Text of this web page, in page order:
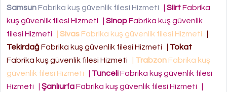
SamsunFabrika kuş güvenlik filesi Hizmeti SiirtFabrika
kuş güvenlik filesi Hizmeti
SinopFabrika kuş güvenlik
filesi Hizmeti
Sivas Fabrika kuş güvenlik filesi Hizmeti
TekirdağFabrika kuş güvenlik filesi Hizmeti
Tokat
Fabrika kuş güvenlik filesi Hizmeti
Trabzon Fabrika kuş
güvenlik filesi Hizmeti
TunceliFabrika kuş güvenlik filesi
Hizmeti
ŞanlıurfaFabrika kuş güvenlik filesi Hizmeti